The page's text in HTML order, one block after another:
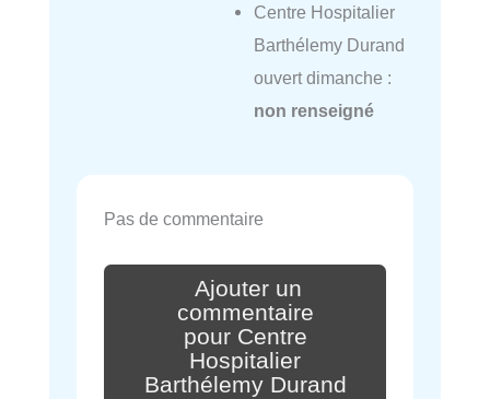
Centre Hospitalier
Barthélemy Durand
ouvert dimanche :
non renseigné
Pas de commentaire
Ajouter un
commentaire
pour Centre
Hospitalier
Barthélemy Durand